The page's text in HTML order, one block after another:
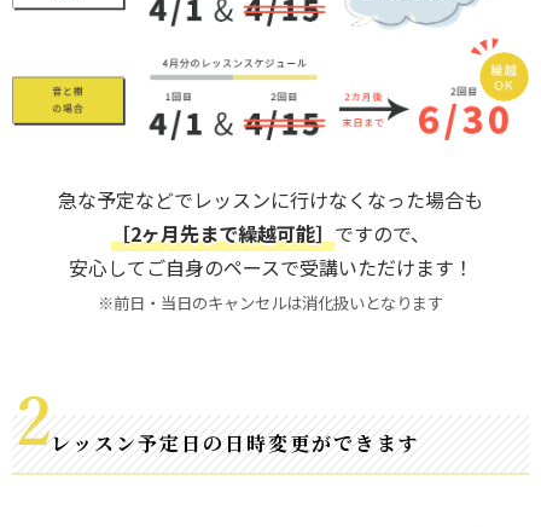
急な予定などでレッスンに行けなくなった場合も
［2ヶ月先まで繰越可能］ ですので、
安心してご自身のペースで受講いただけます！
※前日・当日のキャンセルは消化扱いとなります
レッスン予定日の日時変更ができます